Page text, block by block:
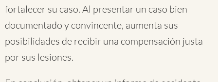
fortalecer su caso. Al presentar un caso bien
documentado y convincente, aumenta sus
posibilidades de recibir una compensación justa
por sus lesiones.